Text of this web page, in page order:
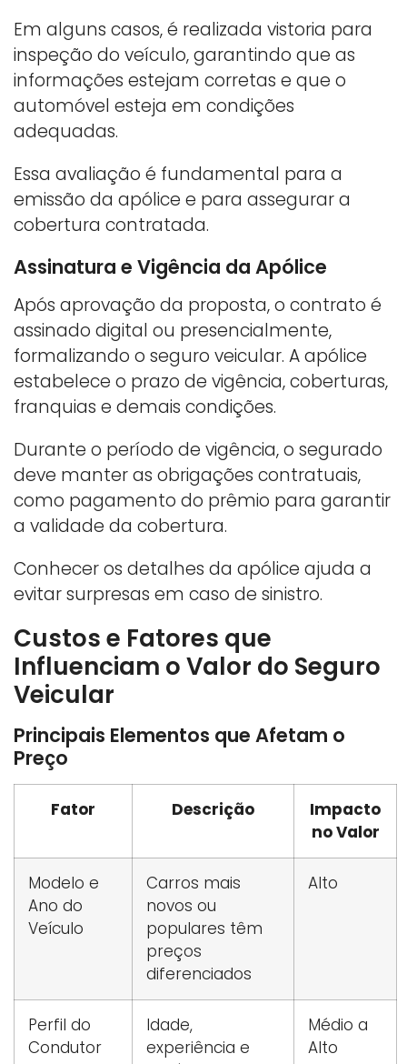
Em alguns casos, é realizada vistoria para
inspeção do veículo, garantindo que as
informações estejam corretas e que o
automóvel esteja em condições
adequadas.
Essa avaliação é fundamental para a
emissão da apólice e para assegurar a
cobertura contratada.
Assinatura e Vigência da Apólice
Após aprovação da proposta, o contrato é
assinado digital ou presencialmente,
formalizando o seguro veicular. A apólice
estabelece o prazo de vigência, coberturas,
franquias e demais condições.
Durante o período de vigência, o segurado
deve manter as obrigações contratuais,
como pagamento do prêmio para garantir
a validade da cobertura.
Conhecer os detalhes da apólice ajuda a
evitar surpresas em caso de sinistro.
Custos e Fatores que
Influenciam o Valor do Seguro
Veicular
Principais Elementos que Afetam o
Preço
Fator Descrição
Impacto
no Valor
Modelo e
Ano do
Veículo
Carros mais
novos ou
populares têm
preços
diferenciados
Alto
Perfil do
Condutor
Idade,
experiência e
Médio a
Alto